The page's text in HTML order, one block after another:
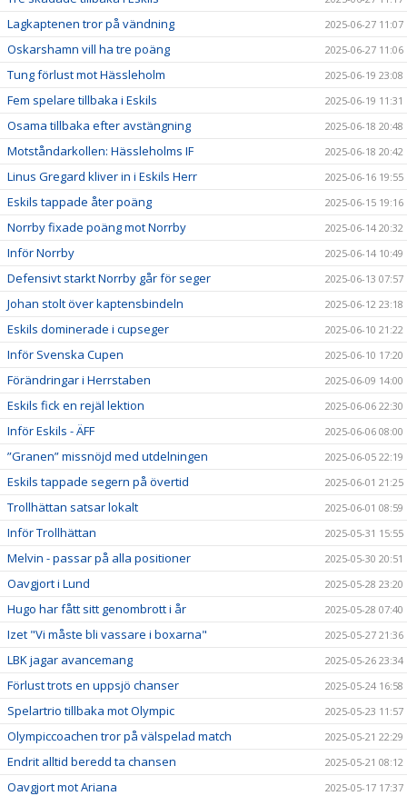
Lagkaptenen tror på vändning 2025-06-27 11:07
Oskarshamn vill ha tre poäng 2025-06-27 11:06
Tung förlust mot Hässleholm 2025-06-19 23:08
Fem spelare tillbaka i Eskils 2025-06-19 11:31
Osama tillbaka efter avstängning 2025-06-18 20:48
Motståndarkollen: Hässleholms IF 2025-06-18 20:42
Linus Gregard kliver in i Eskils Herr 2025-06-16 19:55
Eskils tappade åter poäng 2025-06-15 19:16
Norrby fixade poäng mot Norrby 2025-06-14 20:32
Inför Norrby 2025-06-14 10:49
Defensivt starkt Norrby går för seger 2025-06-13 07:57
Johan stolt över kaptensbindeln 2025-06-12 23:18
Eskils dominerade i cupseger 2025-06-10 21:22
Inför Svenska Cupen 2025-06-10 17:20
Förändringar i Herrstaben 2025-06-09 14:00
Eskils fick en rejäl lektion 2025-06-06 22:30
Inför Eskils - ÄFF 2025-06-06 08:00
”Granen” missnöjd med utdelningen 2025-06-05 22:19
Eskils tappade segern på övertid 2025-06-01 21:25
Trollhättan satsar lokalt 2025-06-01 08:59
Inför Trollhättan 2025-05-31 15:55
Melvin - passar på alla positioner 2025-05-30 20:51
Oavgjort i Lund 2025-05-28 23:20
Hugo har fått sitt genombrott i år 2025-05-28 07:40
Izet "Vi måste bli vassare i boxarna" 2025-05-27 21:36
LBK jagar avancemang 2025-05-26 23:34
Förlust trots en uppsjö chanser 2025-05-24 16:58
Spelartrio tillbaka mot Olympic 2025-05-23 11:57
Olympiccoachen tror på välspelad match 2025-05-21 22:29
Endrit alltid beredd ta chansen 2025-05-21 08:12
Oavgjort mot Ariana 2025-05-17 17:37